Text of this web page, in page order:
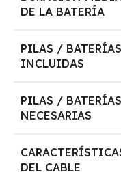
DE LA BATERÍA
PILAS / BATERÍAS
INCLUIDAS
PILAS / BATERÍAS
NECESARIAS
DEL CABLE